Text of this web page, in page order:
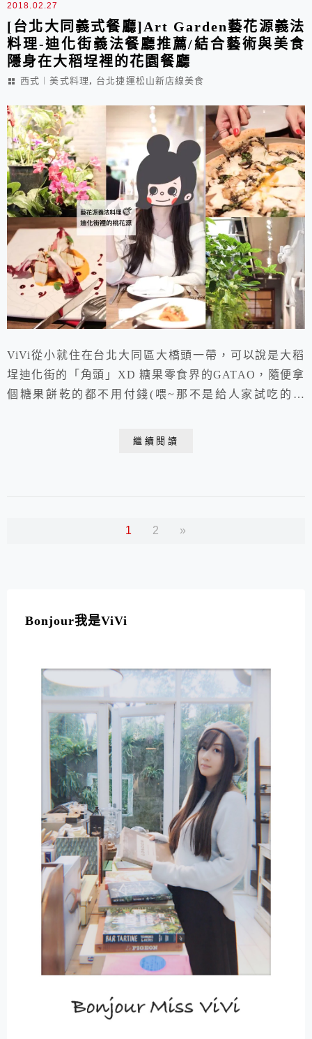
2018.02.27
[台北大同義式餐廳]Art Garden藝花源義法
料理-迪化街義法餐廳推薦/結合藝術與美食
隱身在大稻埕裡的花園餐廳
西式︱美式料理 , 台北捷運松山新店線美食
ViVi從小就住在台北大同區大橋頭一帶，可以說是大稻
埕迪化街的「角頭」XD 糖果零食界的GATAO，隨便拿
個糖果餅乾的都不用付錢(喂~那不是給人家試吃的嗎
繼續閱讀
1 2 »
Bonjour我是ViVi